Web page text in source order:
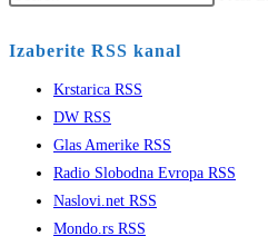
Izaberite RSS kanal
Krstarica RSS
DW RSS
Glas Amerike RSS
Radio Slobodna Evropa RSS
Naslovi.net RSS
Mondo.rs RSS